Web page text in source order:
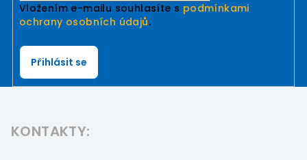
Vložením e-mailu souhlasíte s podmínkami
ochrany osobních údajů.
Přihlásit se
KONTAKTY: